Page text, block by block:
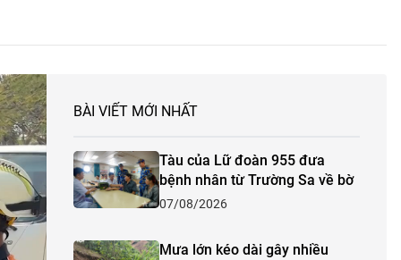
BÀI VIẾT MỚI NHẤT
Tàu của Lữ đoàn 955 đưa
bệnh nhân từ Trường Sa về bờ
07/08/2026
Mưa lớn kéo dài gây nhiều